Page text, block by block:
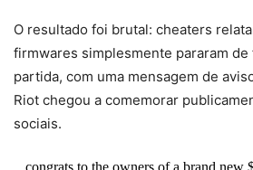
O resultado foi brutal: cheaters
firmwares simplesmente pararam
partida, com uma mensagem de
Riot chegou a comemorar
sociais.